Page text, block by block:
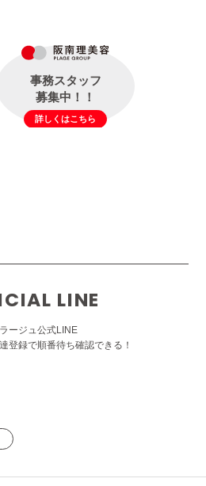
事務スタッフ
募集中！！
詳しくはこちら
LINE
ージュ公式LINE
登録で順番待ち確認できる！